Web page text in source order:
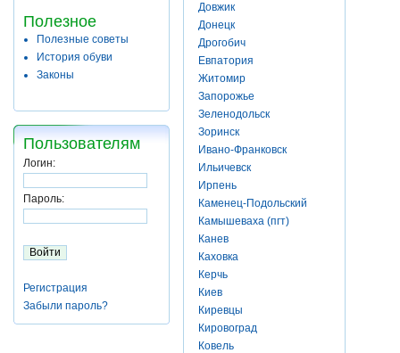
Полезное
Полезные советы
История обуви
Законы
Пользователям
Логин:
Пароль:
Регистрация
Забыли пароль?
Довжик
Донецк
Дрогобич
Евпатория
Житомир
Запорожье
Зеленодольск
Зоринск
Ивано-Франковск
Ильичевск
Ирпень
Каменец-Подольский
Камышеваха (пгт)
Канев
Каховка
Керчь
Киев
Киревцы
Кировоград
Ковель